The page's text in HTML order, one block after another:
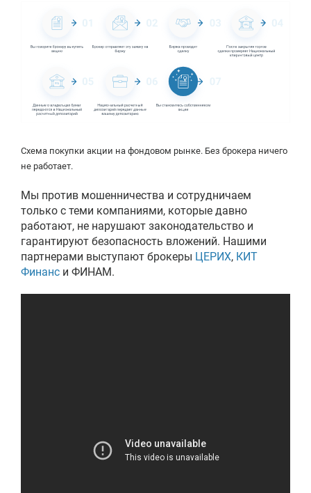
Схема покупки акции на фондовом рынке. Без брокера ничего
не работает.
Мы против мошенничества и сотрудничаем
только с теми компаниями, которые давно
работают, не нарушают законодательство и
гарантируют безопасность вложений. Нашими
партнерами выступают брокеры ЦЕРИХ, КИТ
Финанс и ФИНАМ.